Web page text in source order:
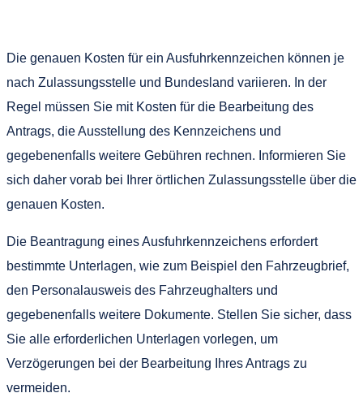
Die genauen Kosten für ein Ausfuhrkennzeichen können je
nach Zulassungsstelle und Bundesland variieren. In der
Regel müssen Sie mit Kosten für die Bearbeitung des
Antrags, die Ausstellung des Kennzeichens und
gegebenenfalls weitere Gebühren rechnen. Informieren Sie
sich daher vorab bei Ihrer örtlichen Zulassungsstelle über die
genauen Kosten.
Die Beantragung eines Ausfuhrkennzeichens erfordert
bestimmte Unterlagen, wie zum Beispiel den Fahrzeugbrief,
den Personalausweis des Fahrzeughalters und
gegebenenfalls weitere Dokumente. Stellen Sie sicher, dass
Sie alle erforderlichen Unterlagen vorlegen, um
Verzögerungen bei der Bearbeitung Ihres Antrags zu
vermeiden.